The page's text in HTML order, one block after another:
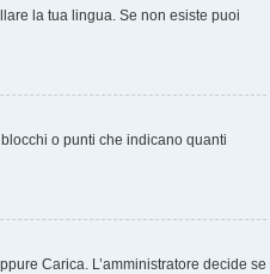
la tua lingua. Se non esiste puoi
o punti che indicano quanti
Carica. L’amministratore decide se